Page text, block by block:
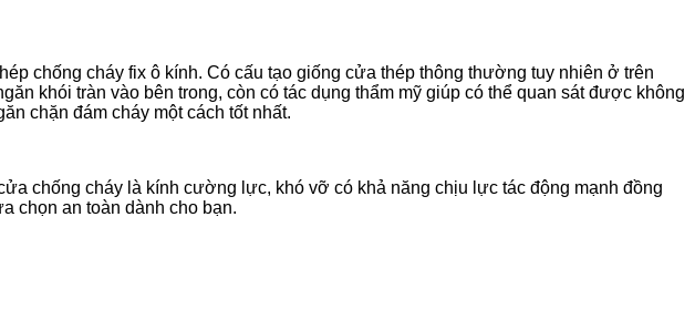
chống cháy fix ô kính. Có cấu tạo giống cửa thép thông thường tuy nhiên ở trên
khói tràn vào bên trong, còn có tác dụng thẩm mỹ giúp có thể quan sát được không
chặn đám cháy một cách tốt nhất.
chống cháy là kính cường lực, khó vỡ có khả năng chịu lực tác động mạnh đồng
chọn an toàn dành cho bạn.